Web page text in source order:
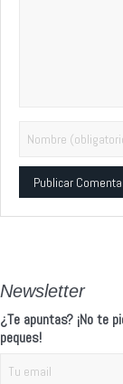
Newsletter
¿Te apuntas? ¡No te
peques!